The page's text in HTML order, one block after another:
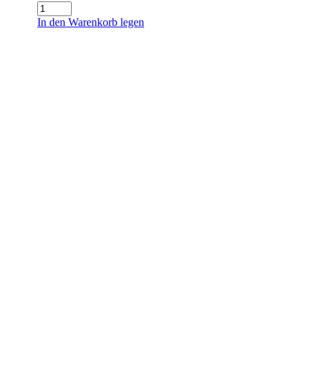
CocaCola
Dose
In den Warenkorb legen